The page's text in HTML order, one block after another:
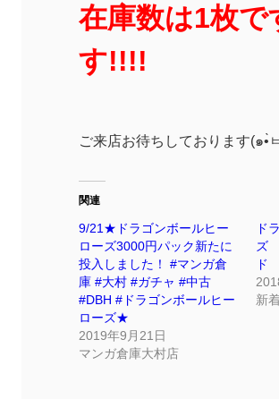
在庫数は1枚
す!!!!
関連
9/21★ドラゴンボールヒー
ローズ3000円パック新たに
投入しました！ #マンガ倉
庫 #大村 #ガチャ #中古
#DBH #ドラゴンボールヒー
ローズ★
2019年9月21日
マンガ倉庫大村店
ド
ズ
ド
新